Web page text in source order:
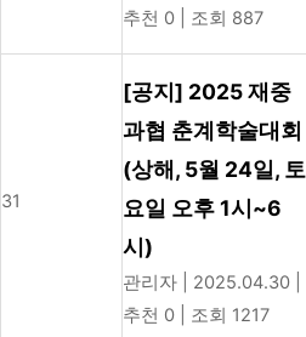
추천 0
조회 887
31
[공지] 2025 재중
과협 춘계학술대회
(상해, 5월 24일, 토
요일 오후 1시~6
시)
관리자 2025.04.30
추천 0
조회 1217